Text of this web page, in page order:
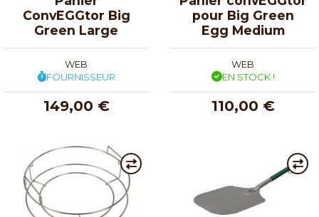
ConvEGGtor Big
Green Large
WEB
FOURNISSEUR
149,00 €
pour Big Green
Egg Medium
WEB
EN STOCK !
110,00 €